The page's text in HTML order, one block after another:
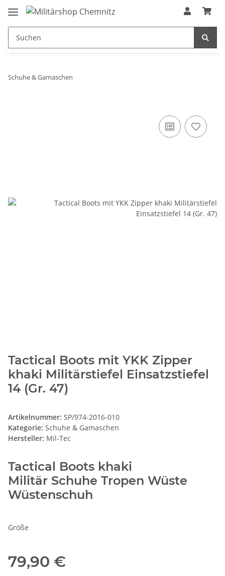
Schuhe & Gamaschen
Tactical Boots mit YKK Zipper
khaki Militärstiefel Einsatzstiefel
14 (Gr. 47)
Artikelnummer: SP/974-2016-010
Kategorie: Schuhe & Gamaschen
Hersteller: Mil-Tec
Tactical Boots khaki
Militär Schuhe Tropen Wüste
Wüstenschuh
Größe
79,90 €